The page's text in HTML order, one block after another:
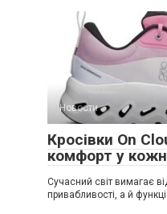
Новости
Кросівки On
комфорт у
Сучасний світ вимагає
привабливості, а й